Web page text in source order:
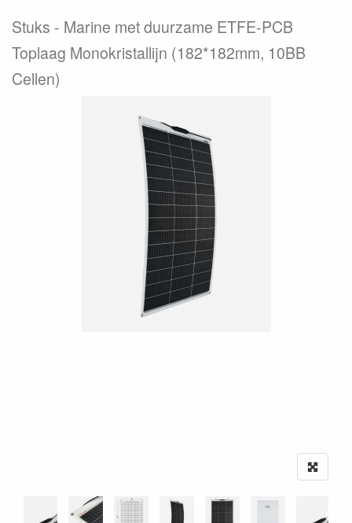
Stuks
Marine met duurzame ETFE-PCB
Toplaag Monokristallijn (182*182mm, 10BB
Cellen)